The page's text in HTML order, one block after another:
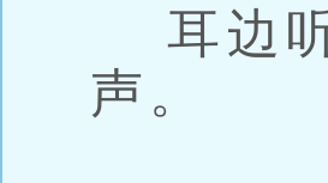
耳边听
声。